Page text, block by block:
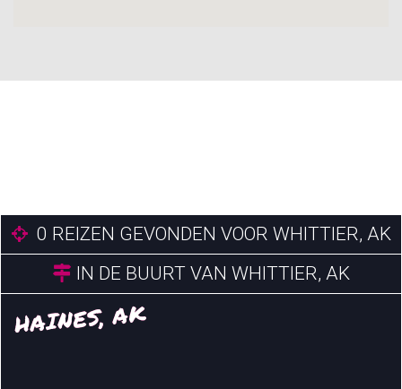
0 REIZEN GEVONDEN VOOR WHITTIER, AK
IN DE BUURT VAN WHITTIER, AK
HAINES, AK